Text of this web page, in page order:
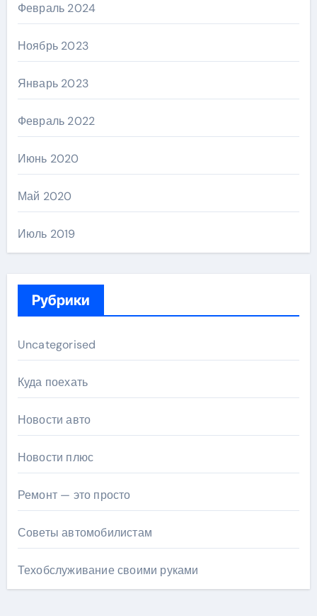
Февраль 2024
Ноябрь 2023
Январь 2023
Февраль 2022
Июнь 2020
Май 2020
Июль 2019
Рубрики
Uncategorised
Куда поехать
Новости авто
Новости плюс
Ремонт — это просто
Советы автомобилистам
Техобслуживание своими руками